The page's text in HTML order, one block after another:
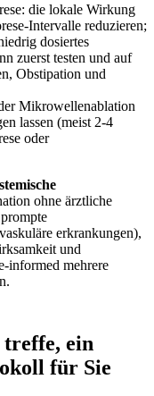
​die lokale Wirkung
Intervalle reduzieren;
‍dosiertes
zuerst testen und auf
Obstipation und
Mikrowellenablation
⁣lassen (meist ⁤2-4
oder
ohne ärztliche
⁤erkrankungen),
und
informed mehrere
treffe, ein
für Sie